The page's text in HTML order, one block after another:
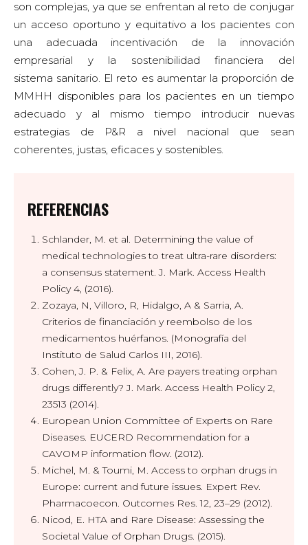
son complejas, ya que se enfrentan al reto de conjugar
un acceso oportuno y equitativo a los pacientes con
una adecuada incentivación de la innovación
empresarial y la sostenibilidad financiera del
sistema sanitario. El reto es aumentar la proporción de
MMHH disponibles para los pacientes en un tiempo
adecuado y al mismo tiempo introducir nuevas
estrategias de P&R a nivel nacional que sean
coherentes, justas, eficaces y sostenibles.
REFERENCIAS
Schlander, M. et al. Determining the value of
medical technologies to treat ultra-rare disorders:
a consensus statement. J. Mark. Access Health
Policy 4, (2016).
Zozaya, N, Villoro, R, Hidalgo, A & Sarria, A.
Criterios de financiación y reembolso de los
medicamentos huérfanos. (Monografía del
Instituto de Salud Carlos III, 2016).
Cohen, J. P. & Felix, A. Are payers treating orphan
drugs differently? J. Mark. Access Health Policy 2,
23513 (2014).
European Union Committee of Experts on Rare
Diseases. EUCERD Recommendation for a
CAVOMP information flow. (2012).
Michel, M. & Toumi, M. Access to orphan drugs in
Europe: current and future issues. Expert Rev.
Pharmacoecon. Outcomes Res. 12, 23–29 (2012).
Nicod, E. HTA and Rare Disease: Assessing the
Societal Value of Orphan Drugs. (2015).